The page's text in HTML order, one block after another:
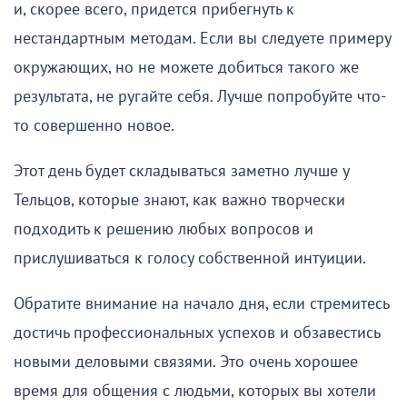
и, скорее всего, придется прибегнуть к
нестандартным методам. Если вы следуете примеру
окружающих, но не можете добиться такого же
результата, не ругайте себя. Лучше попробуйте что-
то совершенно новое.
Этот день будет складываться заметно лучше у
Тельцов, которые знают, как важно творчески
подходить к решению любых вопросов и
прислушиваться к голосу собственной интуиции.
Обратите внимание на начало дня, если стремитесь
достичь профессиональных успехов и обзавестись
новыми деловыми связями. Это очень хорошее
время для общения с людьми, которых вы хотели